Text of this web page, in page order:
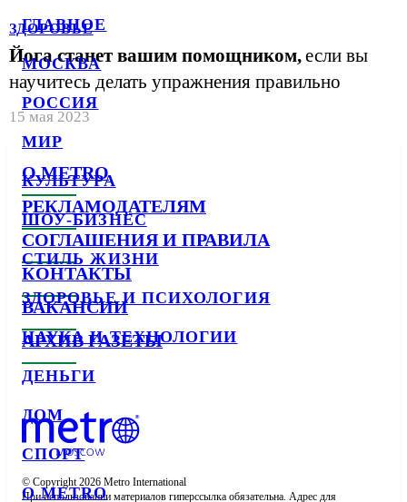
ГЛАВНОЕ
МОСКВА
РОССИЯ
МИР
КУЛЬТУРА
ШОУ-БИЗНЕС
СТИЛЬ ЖИЗНИ
ЗДОРОВЬЕ И ПСИХОЛОГИЯ
НАУКА И ТЕХНОЛОГИИ
ДЕНЬГИ
ДОМ
СПОРТ
О METRO
ЗДОРОВЬЕ
Йога станет вашим помощником,если вы
научитесь делать упражнения правильно
15 мая 2023
О METRO
РЕКЛАМОДАТЕЛЯМ
СОГЛАШЕНИЯ И ПРАВИЛА
КОНТАКТЫ
ВАКАНСИИ
АРХИВ ГАЗЕТЫ
© Copyright 2026 Metro International
При использовании материалов гиперссылка обязательна. Адрес для